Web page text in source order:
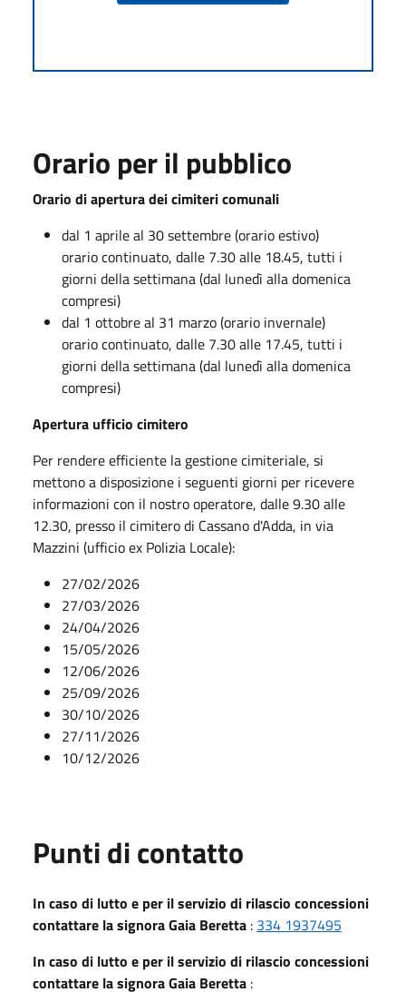
Orario per il pubblico
Orario di apertura dei cimiteri comunali
dal 1 aprile al 30 settembre (orario estivo)
orario continuato, dalle 7.30 alle 18.45, tutti i
giorni della settimana (dal lunedì alla domenica
compresi)
dal 1 ottobre al 31 marzo (orario invernale)
orario continuato, dalle 7.30 alle 17.45, tutti i
giorni della settimana (dal lunedì alla domenica
compresi)
Apertura ufficio cimitero
Per rendere efficiente la gestione cimiteriale, si
mettono a disposizione i seguenti giorni per ricevere
informazioni con il nostro operatore, dalle 9.30 alle
12.30, presso il cimitero di Cassano d'Adda, in via
Mazzini (ufficio ex Polizia Locale):
27/02/2026
27/03/2026
24/04/2026
15/05/2026
12/06/2026
25/09/2026
30/10/2026
27/11/2026
10/12/2026
Punti di contatto
In caso di lutto e per il servizio di rilascio concessioni
contattare la signora Gaia Beretta : 334 1937495
In caso di lutto e per il servizio di rilascio concessioni
contattare la signora Gaia Beretta :